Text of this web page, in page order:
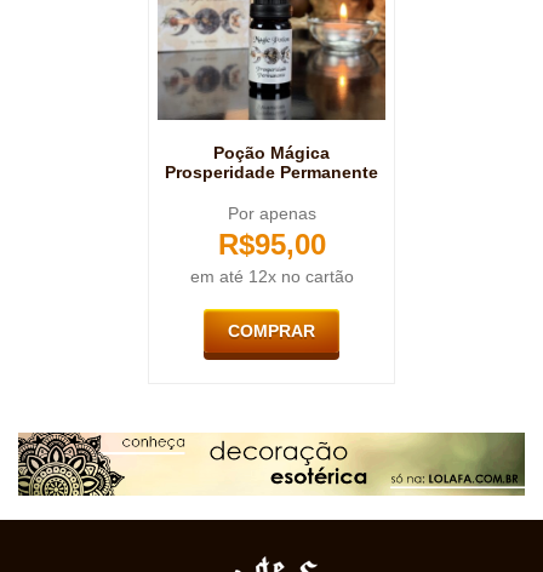
Poção Mágica
Prosperidade Permanente
Por apenas
R$95,00
em até 12x no cartão
COMPRAR